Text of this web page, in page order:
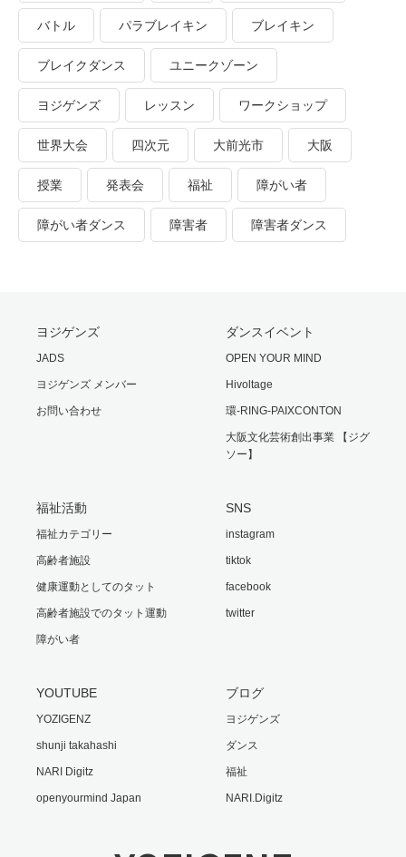
バトル パラブレイキン ブレイキン
ブレイクダンス ユニークゾーン
ヨジゲンズ レッスン ワークショップ
世界大会 四次元 大前光市 大阪
授業 発表会 福祉 障がい者
障がい者ダンス 障害者 障害者ダンス
ヨジゲンズ
JADS
ヨジゲンズ メンバー
お問い合わせ
ダンスイベント
OPEN YOUR MIND
Hivoltage
環-RING-PAIXCONTON
大阪文化芸術創出事業 【ジグ
ソー】
福祉活動
福祉カテゴリー
高齢者施設
健康運動としてのタット
高齢者施設でのタット運動
障がい者
SNS
instagram
tiktok
facebook
twitter
YOUTUBE
YOZIGENZ
shunji takahashi
NARI Digitz
openyourmind Japan
ブログ
ヨジゲンズ
ダンス
福祉
NARI.Digitz